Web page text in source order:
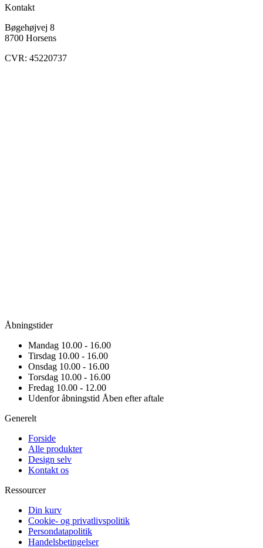
Kontakt
Bøgehøjvej 8
8700 Horsens
CVR: 45220737
Åbningstider
Mandag 10.00 - 16.00
Tirsdag 10.00 - 16.00
Onsdag 10.00 - 16.00
Torsdag 10.00 - 16.00
Fredag 10.00 - 12.00
Udenfor åbningstid Åben efter aftale
Generelt
Forside
Alle produkter
Design selv
Kontakt os
Ressourcer
Din kurv
Cookie- og privatlivspolitik
Persondatapolitik
Handelsbetingelser